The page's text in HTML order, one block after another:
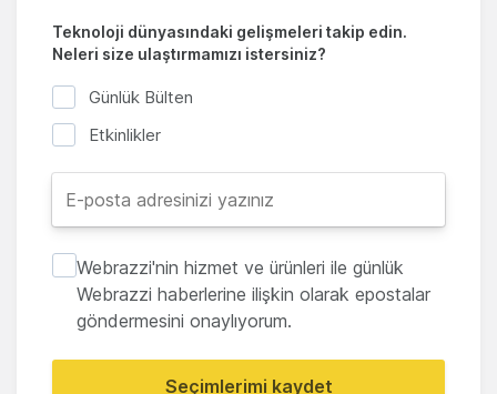
Teknoloji dünyasındaki gelişmeleri takip edin.
Neleri size ulaştırmamızı istersiniz?
Günlük Bülten
Etkinlikler
Webrazzi'nin hizmet ve ürünleri ile günlük
Webrazzi haberlerine ilişkin olarak epostalar
göndermesini onaylıyorum.
Seçimlerimi kaydet